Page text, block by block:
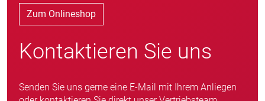
Zum Onlineshop
Kontaktieren Sie uns
Senden Sie uns gerne eine E-Mail mit Ihrem Anliegen